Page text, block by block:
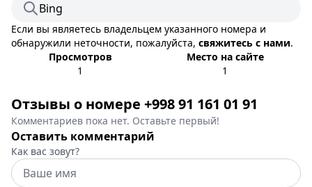
Bing
Если вы являетесь владельцем указанного номера и
обнаружили неточности, пожалуйста, свяжитесь с нами.
Просмотров
1
Место на сайте
1
Отзывы о номере +998 91 161 01 91
Комментариев пока нет. Оставьте первый!
Оставить комментарий
Как вас зовут?